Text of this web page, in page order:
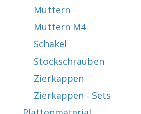
Muttern
Muttern M4
Schäkel
Stockschrauben
Zierkappen
Zierkappen - Sets